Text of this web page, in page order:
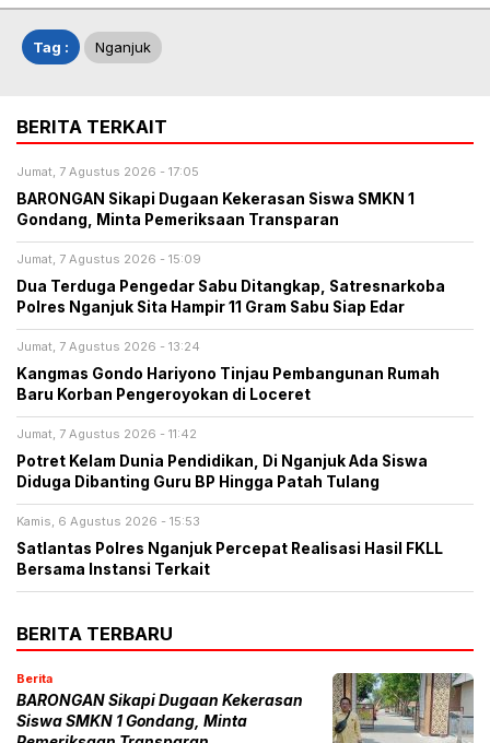
Tag : Nganjuk
BERITA TERKAIT
Jumat, 7 Agustus 2026 - 17:05
BARONGAN Sikapi Dugaan Kekerasan Siswa SMKN 1
Gondang, Minta Pemeriksaan Transparan
Jumat, 7 Agustus 2026 - 15:09
Dua Terduga Pengedar Sabu Ditangkap, Satresnarkoba
Polres Nganjuk Sita Hampir 11 Gram Sabu Siap Edar
Jumat, 7 Agustus 2026 - 13:24
Kangmas Gondo Hariyono Tinjau Pembangunan Rumah
Baru Korban Pengeroyokan di Loceret
Jumat, 7 Agustus 2026 - 11:42
Potret Kelam Dunia Pendidikan, Di Nganjuk Ada Siswa
Diduga Dibanting Guru BP Hingga Patah Tulang
Kamis, 6 Agustus 2026 - 15:53
Satlantas Polres Nganjuk Percepat Realisasi Hasil FKLL
Bersama Instansi Terkait
BERITA TERBARU
Berita
BARONGAN Sikapi Dugaan Kekerasan
Siswa SMKN 1 Gondang, Minta